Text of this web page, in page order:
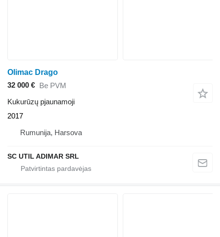
Olimac Drago
32 000 € Be PVM
Kukurūzų pjaunamoji
2017
Rumunija, Harsova
SC UTIL ADIMAR SRL